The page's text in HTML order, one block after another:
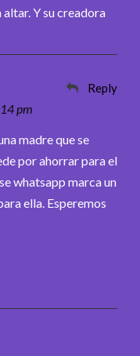
altar. Y su creadora
pm
Reply
madre que se
por ahorrar para el
whatsapp marca un
ella. Esperemos